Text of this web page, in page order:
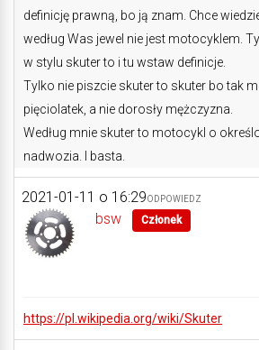
definicję prawną, bo ją znam. Chce
według Was jewel nie jest motocyklem.
w stylu skuter to i tu wstaw definicje.
Tylko nie piszcie skuter to skuter bo tak
pięciolatek, a nie dorosły mężczyzna.
Według mnie skuter to motocykl o
nadwozia. I basta.
2021-01-11 o 16:29ODPOWIEDZ
bsw Członek
https://pl.wikipedia.org/wiki/Skuter